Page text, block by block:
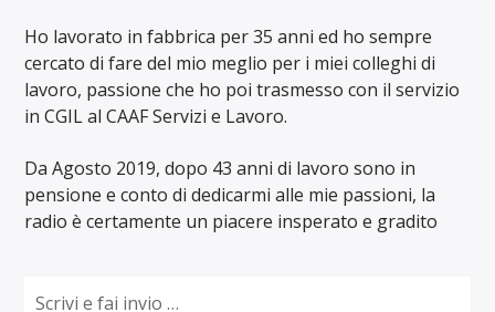
Ho lavorato in fabbrica per 35 anni ed ho sempre
cercato di fare del mio meglio per i miei colleghi di
lavoro, passione che ho poi trasmesso con il servizio
in CGIL al CAAF Servizi e Lavoro.
Da Agosto 2019, dopo 43 anni di lavoro sono in
pensione e conto di dedicarmi alle mie passioni, la
radio è certamente un piacere insperato e gradito